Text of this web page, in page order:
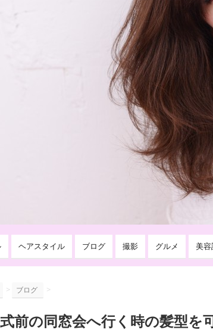
ヘアスタイル ブログ 撮影 グルメ 美
> ブログ >
前の同窓会へ行く時の髪型を